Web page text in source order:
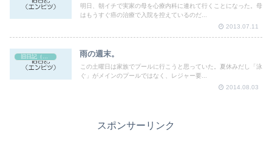
明日、朝イチで実家の母を心療内科に連れて行くことになった。母
はもうすぐ癌の治療で入院を控えているのだ...
2013.07.11
雨の週末。
この土曜日は家族でプールに行こうと思っていた。夏休みだし「泳
ぐ」がメインのプールではなく、レジャー要...
2014.08.03
スポンサーリンク